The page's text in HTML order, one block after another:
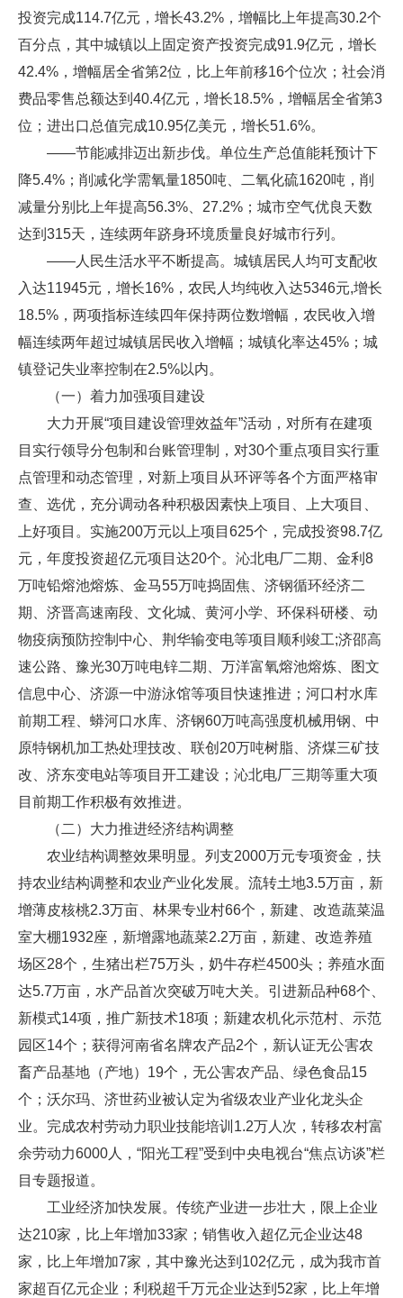
投资完成114.7亿元，增长43.2%，增幅比上年提高30.2个
百分点，其中城镇以上固定资产投资完成91.9亿元，增长
42.4%，增幅居全省第2位，比上年前移16个位次；社会消
费品零售总额达到40.4亿元，增长18.5%，增幅居全省第3
位；进出口总值完成10.95亿美元，增长51.6%。
——节能减排迈出新步伐。单位生产总值能耗预计下
降5.4%；削减化学需氧量1850吨、二氧化硫1620吨，削
减量分别比上年提高56.3%、27.2%；城市空气优良天数
达到315天，连续两年跻身环境质量良好城市行列。
——人民生活水平不断提高。城镇居民人均可支配收
入达11945元，增长16%，农民人均纯收入达5346元,增长
18.5%，两项指标连续四年保持两位数增幅，农民收入增
幅连续两年超过城镇居民收入增幅；城镇化率达45%；城
镇登记失业率控制在2.5%以内。
（一）着力加强项目建设
大力开展“项目建设管理效益年”活动，对所有在建项
目实行领导分包制和台账管理制，对30个重点项目实行重
点管理和动态管理，对新上项目从环评等各个方面严格审
查、选优，充分调动各种积极因素快上项目、上大项目、
上好项目。实施200万元以上项目625个，完成投资98.7亿
元，年度投资超亿元项目达20个。沁北电厂二期、金利8
万吨铅熔池熔炼、金马55万吨捣固焦、济钢循环经济二
期、济晋高速南段、文化城、黄河小学、环保科研楼、动
物疫病预防控制中心、荆华输变电等项目顺利竣工;济邵高
速公路、豫光30万吨电锌二期、万洋富氧熔池熔炼、图文
信息中心、济源一中游泳馆等项目快速推进；河口村水库
前期工程、蟒河口水库、济钢60万吨高强度机械用钢、中
原特钢机加工热处理技改、联创20万吨树脂、济煤三矿技
改、济东变电站等项目开工建设；沁北电厂三期等重大项
目前期工作积极有效推进。
（二）大力推进经济结构调整
农业结构调整效果明显。列支2000万元专项资金，扶
持农业结构调整和农业产业化发展。流转土地3.5万亩，新
增薄皮核桃2.3万亩、林果专业村66个，新建、改造蔬菜温
室大棚1932座，新增露地蔬菜2.2万亩，新建、改造养殖
场区28个，生猪出栏75万头，奶牛存栏4500头；养殖水面
达5.7万亩，水产品首次突破万吨大关。引进新品种68个、
新模式14项，推广新技术18项；新建农机化示范村、示范
园区14个；获得河南省名牌农产品2个，新认证无公害农
畜产品基地（产地）19个，无公害农产品、绿色食品15
个；沃尔玛、济世药业被认定为省级农业产业化龙头企
业。完成农村劳动力职业技能培训1.2万人次，转移农村富
余劳动力6000人，“阳光工程”受到中央电视台“焦点访谈”栏
目专题报道。
工业经济加快发展。传统产业进一步壮大，限上企业
达210家，比上年增加33家；销售收入超亿元企业达48
家，比上年增加7家，其中豫光达到102亿元，成为我市首
家超百亿元企业；利税超千万元企业达到52家，比上年增